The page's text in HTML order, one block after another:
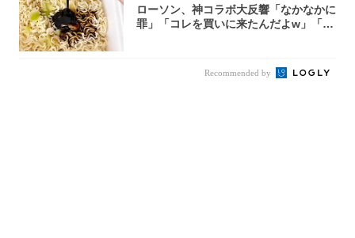
ローソン、神コラボ大反響「なかなかに
罪」「コレを買いに来たんだよw」「３
Recommended by